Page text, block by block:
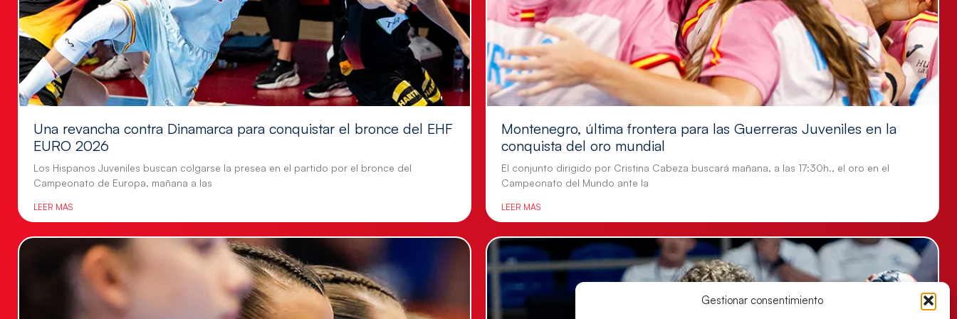
Gestionar consentimiento
Una revancha contra Dinamarca para conquistar el bronce del EHF
EURO 2026
Los Hispanos Juveniles buscan colgarse la presea en el partido por el bronce del
Campeonato de Europa, mañana a las
LEER MÁS
Montenegro, última frontera para las Guerreras Juveniles en la
conquista del oro mundial
El conjunto dirigido por Cristina Cabeza buscará mañana, a las 17:30h., el oro en el
Campeonato del Mundo ante la
LEER MÁS